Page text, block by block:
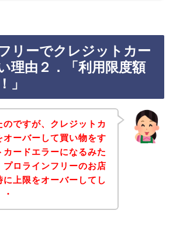
リーでクレジットカー
理由２．「利用限度額
」
ですが、クレジットカ
オーバーして買い物をす
カードエラーになるみた
プロラインフリーのお店
上限をオーバーしてし